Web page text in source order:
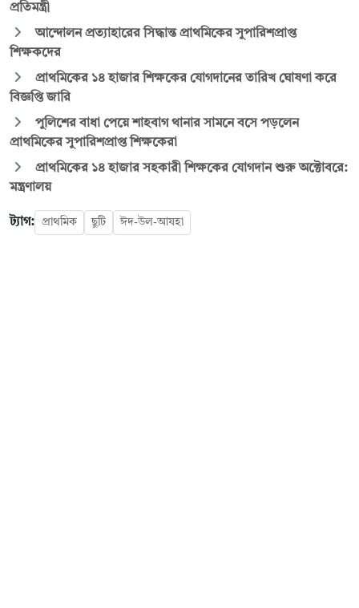
প্রতিমন্ত্রী
আন্দোলন প্রত্যাহারের সিদ্ধান্ত প্রাথমিকের সুপারিশপ্রাপ্ত
শিক্ষকদের
প্রাথমিকের ১৪ হাজার শিক্ষকের যোগদানের তারিখ ঘোষণা করে
বিজ্ঞপ্তি জারি
পুলিশের বাধা পেয়ে শাহবাগ থানার সামনে বসে পড়লেন
প্রাথমিকের সুপারিশপ্রাপ্ত শিক্ষকেরা
প্রাথমিকের ১৪ হাজার সহকারী শিক্ষকের যোগদান শুরু অক্টোবরে:
মন্ত্রণালয়
ট্যাগ: প্রাথমিক ছুটি ঈদ-উল-আযহা